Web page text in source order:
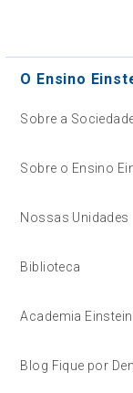
O Ensino
Sobre a
Sobre o Ensino
Nossas Unidades
Biblioteca
Academia
Blog Fique por